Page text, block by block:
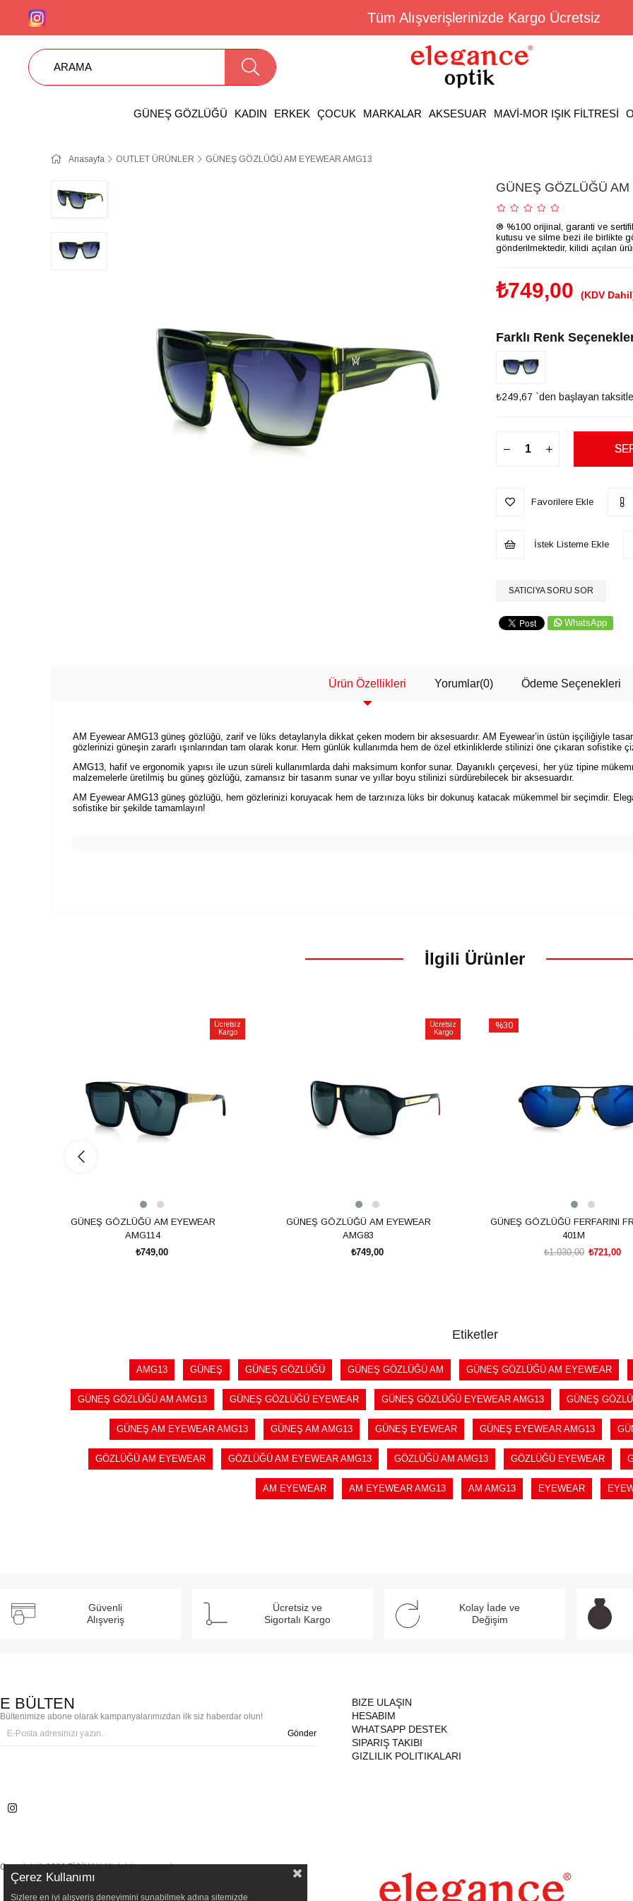
Tüm Alışverişlerinizde Kargo Ücretsiz
GÜNEŞ GÖZLÜĞÜ KADIN ERKEK ÇOCUK MARKALAR AKSESUAR MAVİ-MOR IŞIK FİLTRESİ
Anasayfa OUTLET ÜRÜNLER GÜNEŞ GÖZLÜĞÜ AM EYEWEAR AMG13
GÜNEŞ GÖZLÜĞÜ
® %100 orijinal, garanti ve
kutusu ve silme bezi ile birlikte
gönderilmektedir, kilidi açılan
₺749,00 (KDV
Farklı Renk
₺249,67 `den başlayan
Favorilere Ekle
İstek Listeme Ekle
SATICIYA SORU SOR
WhatsApp
Ürün Özellikleri Yorumlar(0) Ödeme Seçenekleri
AM Eyewear AMG13 güneş gözlüğü, zarif ve lüks detaylarıyla dikkat çeken modern bir aksesuardır. AM Eyewear’in üstün işçiliğiyle
gözlerinizi güneşin zararlı ışınlarından tam olarak korur. Hem günlük kullanımda hem de özel etkinliklerde stilinizi öne çıkaran sofistike
AMG13, hafif ve ergonomik yapısı ile uzun süreli kullanımlarda dahi maksimum konfor sunar. Dayanıklı çerçevesi, her yüz tipine
malzemelerle üretilmiş bu güneş gözlüğü, zamansız bir tasarım sunar ve yıllar boyu stilinizi sürdürebilecek bir aksesuardır.
AM Eyewear AMG13 güneş gözlüğü, hem gözlerinizi koruyacak hem de tarzınıza lüks bir dokunuş katacak mükemmel bir seçimdir.
sofistike bir şekilde tamamlayın!
İlgili Ürünler
Ücretsiz
Kargo
GÜNEŞ GÖZLÜĞÜ AM EYEWEAR
AMG114
₺749,00
Ücretsiz
Kargo
GÜNEŞ GÖZLÜĞÜ AM EYEWEAR
AMG83
₺749,00
%30
GÜNEŞ GÖZLÜĞÜ FERFARINI
401M
₺721,00
₺1.030,00
Etiketler
AMG13 GÜNEŞ GÜNEŞ GÖZLÜĞÜ GÜNEŞ GÖZLÜĞÜ AM GÜNEŞ GÖZLÜĞÜ AM EYEWEAR
GÜNEŞ GÖZLÜĞÜ AM AMG13 GÜNEŞ GÖZLÜĞÜ EYEWEAR GÜNEŞ GÖZLÜĞÜ EYEWEAR AMG13 GÜNEŞ
GÜNEŞ AM EYEWEAR AMG13 GÜNEŞ AM AMG13 GÜNEŞ EYEWEAR GÜNEŞ EYEWEAR AMG13
GÖZLÜĞÜ AM EYEWEAR GÖZLÜĞÜ AM EYEWEAR AMG13 GÖZLÜĞÜ AM AMG13 GÖZLÜĞÜ EYEWEAR
AM EYEWEAR AM EYEWEAR AMG13 AM AMG13 EYEWEAR
Güvenli
Alışveriş
Ücretsiz ve
Sigortalı Kargo
Kolay İade ve
Değişim
E BÜLTEN
Bültenimize abone olarak kampanyalarımızdan ilk siz haberdar olun!
Gönder
BIZE ULAŞIN
HESABIM
WHATSAPP DESTEK
SIPARIŞ TAKIBI
GIZLILIK POLITIKALARI
Copyright© 2026 TİCİMAX All rights reserved.
Çerez Kullanımı
Sizlere en iyi alışveriş deneyimini sunabilmek adına sitemizde